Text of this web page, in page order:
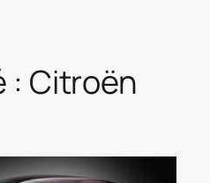
: Citroën